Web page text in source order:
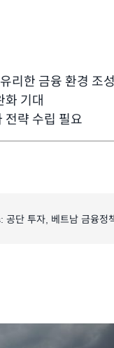
리한 금융 환경 조
화 기대
전략 수립 필요
공단 투자 베트남 금융정